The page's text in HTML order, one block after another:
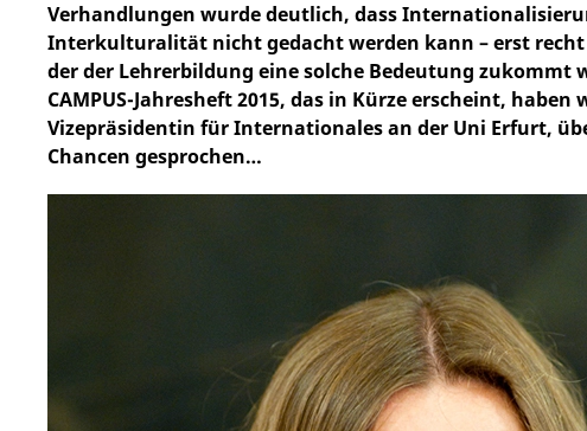
Verhandlungen wurde deutlich, dass
Interkulturalität nicht gedacht werden kann – erst
der der Lehrerbildung eine solche Bedeutung zukommt
CAMPUS-Jahresheft 2015, das in Kürze erscheint,
Vizepräsidentin für Internationales an der Uni Erfurt,
Chancen gesprochen…